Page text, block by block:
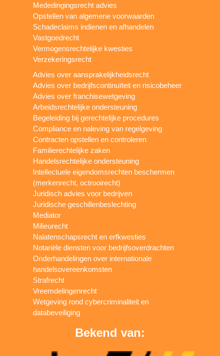
Mededingingsrecht advies
Opstellen van algemene voorwaarden
Schadeclaims indienen en afhandelen
Vastgoedrecht
Vermogensrechtelijke kwesties
Verzekeringsrecht
Advies over aansprakelijkheidsrecht
Advies over bedrijfscontinuïteit en risicobeheer
Advies over franchisewetgeving
Arbeidsrechtelijke ondersteuning
Begeleiding bij gerechtelijke procedures
Compliance en naleving van regelgeving
Contracten opstellen en controleren
Familierechtelijke zaken
Handelsrechtelijke ondersteuning
Intellectuele eigendomsrechten beschermen
(merkenrecht, octrooirecht)
Juridisch advies voor bedrijven
Juridische geschillenbeslechting
Mediator
Milieurecht
Nalatenschapsrecht en erfkwesties
Notariële diensten voor bedrijfsoverdrachten
Onderhandelingen over internationale
handelsovereenkomsten
Strafrecht
Vreemdelingenrecht
Wetgeving rond cybercriminaliteit en
databeveiliging
Bekend van: